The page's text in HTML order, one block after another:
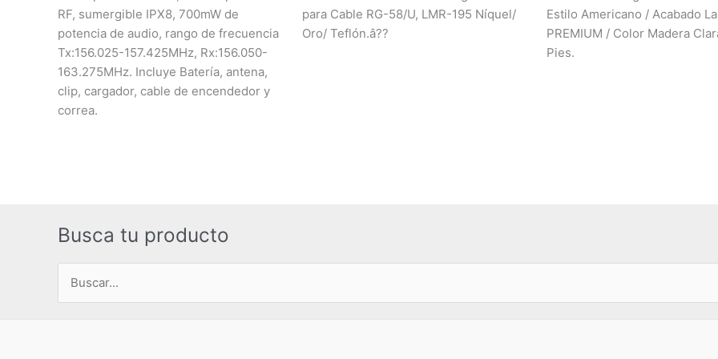
RF, sumergible IPX8, 700mW de
potencia de audio, rango de frecuencia
Tx:156.025-157.425MHz, Rx:156.050-
163.275MHz. Incluye Batería, antena,
clip, cargador, cable de encendedor y
correa.
para Cable RG-58/U, LMR-195 Níquel/
Oro/ Teflón.â??
Estilo Americano / Acabado
PREMIUM / Color Madera
Pies.
Busca tu producto
Buscar
por: